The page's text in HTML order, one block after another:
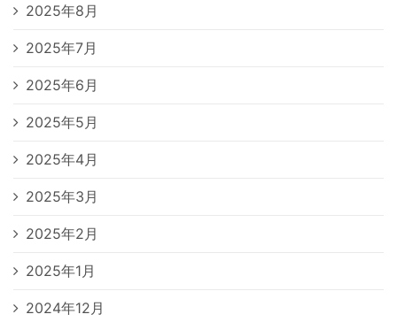
2025年8月
2025年7月
2025年6月
2025年5月
2025年4月
2025年3月
2025年2月
2025年1月
2024年12月